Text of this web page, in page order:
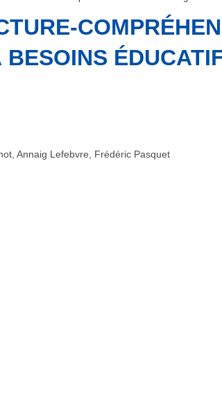
Annaig Lefebvre, Frédéric Pasquet